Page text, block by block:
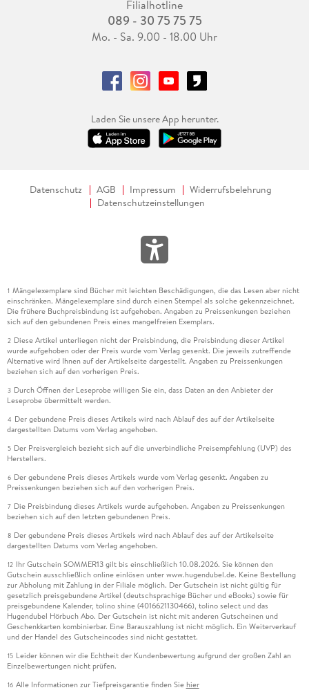
Filialhotline
089 - 30 75 75 75
Mo. - Sa. 9.00 - 18.00 Uhr
Laden Sie unsere App herunter.
Datenschutz AGB Impressum
Widerrufsbelehrung
Datenschutzeinstellungen
1 Mängelexemplare sind Bücher mit leichten Beschädigungen, die das Lesen aber nicht
einschränken. Mängelexemplare sind durch einen Stempel als solche gekennzeichnet.
Die frühere Buchpreisbindung ist aufgehoben. Angaben zu Preissenkungen beziehen
sich auf den gebundenen Preis eines mangelfreien Exemplars.
2 Diese Artikel unterliegen nicht der Preisbindung, die Preisbindung dieser Artikel
wurde aufgehoben oder der Preis wurde vom Verlag gesenkt. Die jeweils zutreffende
Alternative wird Ihnen auf der Artikelseite dargestellt. Angaben zu Preissenkungen
beziehen sich auf den vorherigen Preis.
3 Durch Öffnen der Leseprobe willigen Sie ein, dass Daten an den Anbieter der
Leseprobe übermittelt werden.
4 Der gebundene Preis dieses Artikels wird nach Ablauf des auf der Artikelseite
dargestellten Datums vom Verlag angehoben.
5 Der Preisvergleich bezieht sich auf die unverbindliche Preisempfehlung (UVP) des
Herstellers.
6 Der gebundene Preis dieses Artikels wurde vom Verlag gesenkt. Angaben zu
Preissenkungen beziehen sich auf den vorherigen Preis.
7 Die Preisbindung dieses Artikels wurde aufgehoben. Angaben zu Preissenkungen
beziehen sich auf den letzten gebundenen Preis.
8 Der gebundene Preis dieses Artikels wird nach Ablauf des auf der Artikelseite
dargestellten Datums vom Verlag angehoben.
12 Ihr Gutschein SOMMER13 gilt bis einschließlich 10.08.2026. Sie können den
Gutschein ausschließlich online einlösen unter www.hugendubel.de. Keine Bestellung
zur Abholung mit Zahlung in der Filiale möglich. Der Gutschein ist nicht gültig für
gesetzlich preisgebundene Artikel (deutschsprachige Bücher und eBooks) sowie für
preisgebundene Kalender, tolino shine (4016621130466), tolino select und das
Hugendubel Hörbuch Abo. Der Gutschein ist nicht mit anderen Gutscheinen und
Geschenkkarten kombinierbar. Eine Barauszahlung ist nicht möglich. Ein Weiterverkauf
und der Handel des Gutscheincodes sind nicht gestattet.
15 Leider können wir die Echtheit der Kundenbewertung aufgrund der großen Zahl an
Einzelbewertungen nicht prüfen.
16 Alle Informationen zur Tiefpreisgarantie finden Sie hier